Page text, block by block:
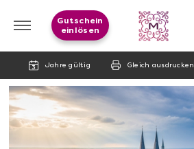
Jahre gültig Gleich ausdrucken
Gutschein
einlösen